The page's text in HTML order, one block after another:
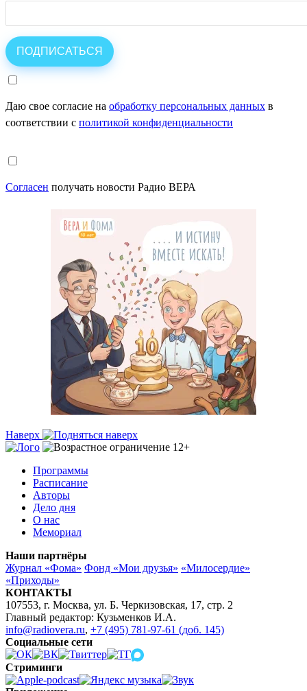
Даю свое согласие на обработку персональных данных в
соответствии с политикой конфиденциальности
Согласен получать новости Радио ВЕРА
Наверх
Программы
Расписание
Авторы
Дело дня
О нас
Мемориал
Наши партнёры
Журнал «Фома» Фонд «Мои друзья» «Милосердие»
«Приходы»
КОНТАКТЫ
107553, г. Москва, ул. Б. Черкизовская, 17, стр. 2
Главный редактор: Кузьменков И.А.
info@radiovera.ru, +7 (495) 781-97-61 (доб. 145)
Социальные сети
Стриминги